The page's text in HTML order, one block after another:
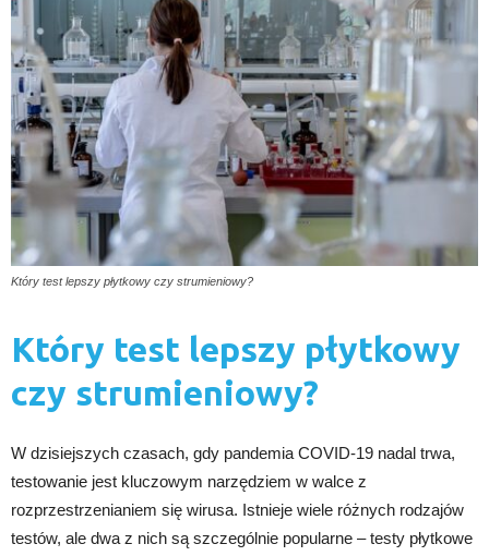
Który test lepszy płytkowy czy strumieniowy?
Który test lepszy płytkowy
czy strumieniowy?
W dzisiejszych czasach, gdy pandemia COVID-19 nadal trwa,
testowanie jest kluczowym narzędziem w walce z
rozprzestrzenianiem się wirusa. Istnieje wiele różnych rodzajów
testów, ale dwa z nich są szczególnie popularne – testy płytkowe